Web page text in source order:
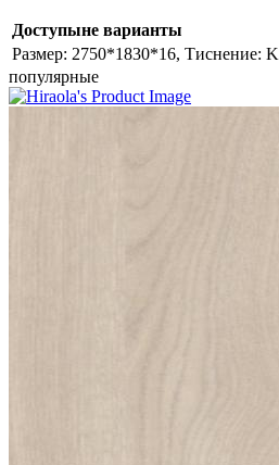
Доступыне варианты
Размер: 2750*1830*16, Тиснение: K
популярные